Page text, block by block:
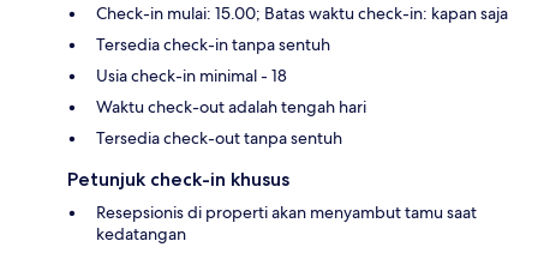
Check-in mulai: 15.00; Batas waktu check-in: kapan saja
Tersedia check-in tanpa sentuh
Usia check-in minimal - 18
Waktu check-out adalah tengah hari
Tersedia check-out tanpa sentuh
Petunjuk check-in khusus
Resepsionis di properti akan menyambut tamu saat
kedatangan